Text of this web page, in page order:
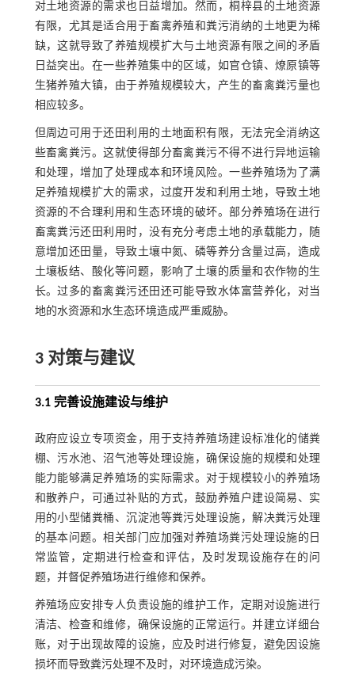
对土地资源的需求也日益增加。然而，桐梓县的土地资源
有限，尤其是适合用于畜禽养殖和粪污消纳的土地更为稀
缺，这就导致了养殖规模扩大与土地资源有限之间的矛盾
日益突出。在一些养殖集中的区域，如官仓镇、燎原镇等
生猪养殖大镇，由于养殖规模较大，产生的畜禽粪污量也
相应较多。
但周边可用于还田利用的土地面积有限，无法完全消纳这
些畜禽粪污。这就使得部分畜禽粪污不得不进行异地运输
和处理，增加了处理成本和环境风险。一些养殖场为了满
足养殖规模扩大的需求，过度开发和利用土地，导致土地
资源的不合理利用和生态环境的破坏。部分养殖场在进行
畜禽粪污还田利用时，没有充分考虑土地的承载能力，随
意增加还田量，导致土壤中氮、磷等养分含量过高，造成
土壤板结、酸化等问题，影响了土壤的质量和农作物的生
长。过多的畜禽粪污还田还可能导致水体富营养化，对当
地的水资源和水生态环境造成严重威胁。
3 对策与建议
3.1 完善设施建设与维护
政府应设立专项资金，用于支持养殖场建设标准化的储粪
棚、污水池、沼气池等处理设施，确保设施的规模和处理
能力能够满足养殖场的实际需求。对于规模较小的养殖场
和散养户，可通过补贴的方式，鼓励养殖户建设简易、实
用的小型储粪桶、沉淀池等粪污处理设施，解决粪污处理
的基本问题。相关部门应加强对养殖场粪污处理设施的日
常监管，定期进行检查和评估，及时发现设施存在的问
题，并督促养殖场进行维修和保养。
养殖场应安排专人负责设施的维护工作，定期对设施进行
清洁、检查和维修，确保设施的正常运行。并建立详细台
账，对于出现故障的设施，应及时进行修复，避免因设施
损坏而导致粪污处理不及时，对环境造成污染。